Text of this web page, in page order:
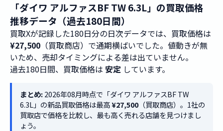
「ダイワ アルファスBF TW 6.3L」の買取価格
推移データ（過去180日間）
買取Xが記録した180日分の日次データでは、買取価格は
¥27,500 （買取商店）で通期横ばいでした。値動きが無
いため、売却タイミングによる差は出ていません。
過去180日間、買取価格は 安定 しています。
まとめ:2026年08月時点で「ダイワ アルファスBF TW
6.3L」の新品買取価格は最高¥27,500（買取商店）。1社の
買取店で価格を比較し、最も高く売れる店舗を見つけまし
ょう。